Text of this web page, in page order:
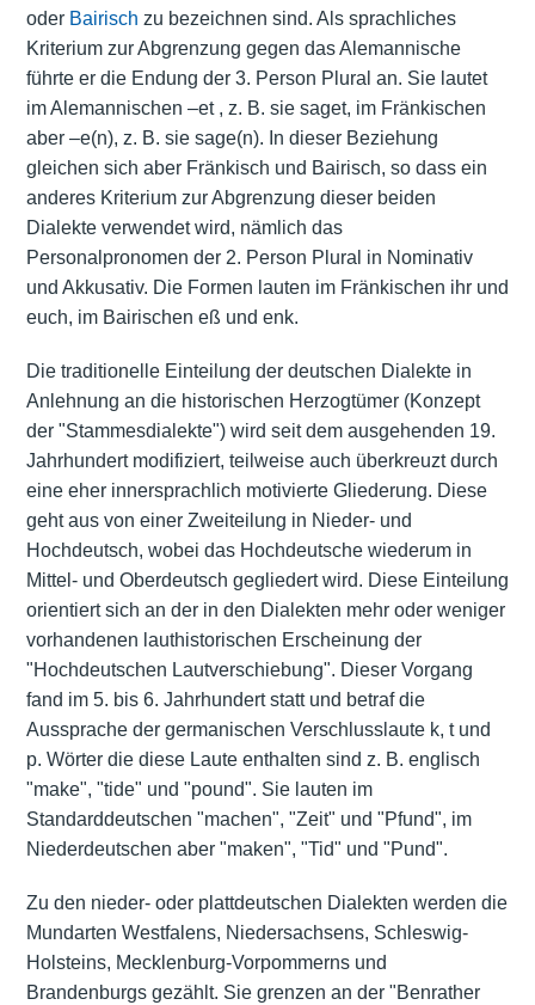
oder Bairisch zu bezeichnen sind. Als sprachliches
Kriterium zur Abgrenzung gegen das Alemannische
führte er die Endung der 3. Person Plural an. Sie lautet
im Alemannischen –et , z. B. sie saget, im Fränkischen
aber –e(n), z. B. sie sage(n). In dieser Beziehung
gleichen sich aber Fränkisch und Bairisch, so dass ein
anderes Kriterium zur Abgrenzung dieser beiden
Dialekte verwendet wird, nämlich das
Personalpronomen der 2. Person Plural in Nominativ
und Akkusativ. Die Formen lauten im Fränkischen ihr und
euch, im Bairischen eß und enk.
Die traditionelle Einteilung der deutschen Dialekte in
Anlehnung an die historischen Herzogtümer (Konzept
der "Stammesdialekte") wird seit dem ausgehenden 19.
Jahrhundert modifiziert, teilweise auch überkreuzt durch
eine eher innersprachlich motivierte Gliederung. Diese
geht aus von einer Zweiteilung in Nieder- und
Hochdeutsch, wobei das Hochdeutsche wiederum in
Mittel- und Oberdeutsch gegliedert wird. Diese Einteilung
orientiert sich an der in den Dialekten mehr oder weniger
vorhandenen lauthistorischen Erscheinung der
"Hochdeutschen Lautverschiebung". Dieser Vorgang
fand im 5. bis 6. Jahrhundert statt und betraf die
Aussprache der germanischen Verschlusslaute k, t und
p. Wörter die diese Laute enthalten sind z. B. englisch
"make", "tide" und "pound". Sie lauten im
Standarddeutschen "machen", "Zeit" und "Pfund", im
Niederdeutschen aber "maken", "Tid" und "Pund".
Zu den nieder- oder plattdeutschen Dialekten werden die
Mundarten Westfalens, Niedersachsens, Schleswig-
Holsteins, Mecklenburg-Vorpommerns und
Brandenburgs gezählt. Sie grenzen an der "Benrather